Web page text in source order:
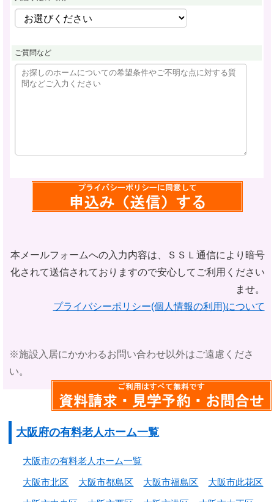
ご質問など
本メールフォームへの入力内容は、ＳＳＬ通信により暗号
化されて送信されておりますので安心してご利用ください
ませ。
プライバシーポリシー(個人情報の利用)について
※施設入居にかかわるお問い合わせ以外はご遠慮くださ
い。
大阪府の有料老人ホーム一覧
大阪市の有料老人ホーム一覧
大阪市北区 大阪市都島区 大阪市福島区 大阪市此花区